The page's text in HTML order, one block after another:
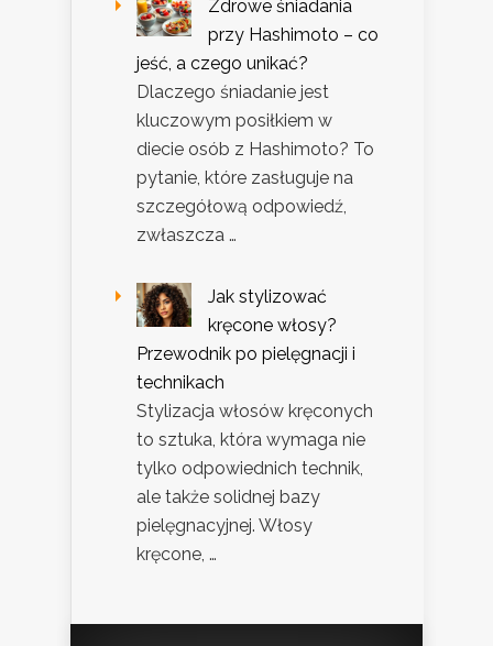
Zdrowe śniadania
przy Hashimoto – co
jeść, a czego unikać?
Dlaczego śniadanie jest
kluczowym posiłkiem w
diecie osób z Hashimoto? To
pytanie, które zasługuje na
szczegółową odpowiedź,
zwłaszcza …
Jak stylizować
kręcone włosy?
Przewodnik po pielęgnacji i
technikach
Stylizacja włosów kręconych
to sztuka, która wymaga nie
tylko odpowiednich technik,
ale także solidnej bazy
pielęgnacyjnej. Włosy
kręcone, …